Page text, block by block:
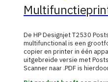
De HP Designjet T2530
multifunctional is een
copier en printer in één
uitgebreide versie met
Scanner naar .PDF is